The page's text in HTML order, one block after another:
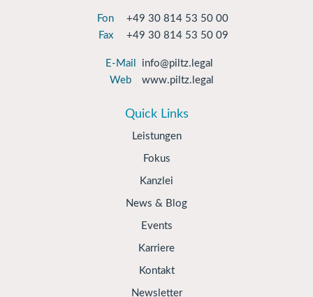
Fon
+49 30 814 53 50 00
Fax
+49 30 814 53 50 09
E-Mail
info@piltz.legal
Web
www.piltz.legal
Quick Links
Leistungen
Fokus
Kanzlei
News & Blog
Events
Karriere
Kontakt
Newsletter